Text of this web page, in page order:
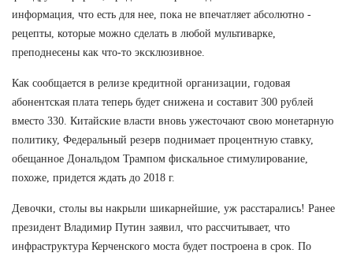
информация, что есть для нее, пока не впечатляет абсолютно -
рецепты, которые можно сделать в любой мультиварке,
преподнесены как что-то эксклюзивное.
Как сообщается в релизе кредитной организации, годовая
абонентская плата теперь будет снижена и составит 300 рублей
вместо 330. Китайские власти вновь ужесточают свою монетарную
политику, Федеральный резерв поднимает процентную ставку,
обещанное Дональдом Трампом фискальное стимулирование,
похоже, придется ждать до 2018 г.
Девочки, столы вы накрыли шикарнейшие, уж расстарались! Ранее
президент Владимир Путин заявил, что рассчитывает, что
инфраструктура Керченского моста будет построена в срок. По